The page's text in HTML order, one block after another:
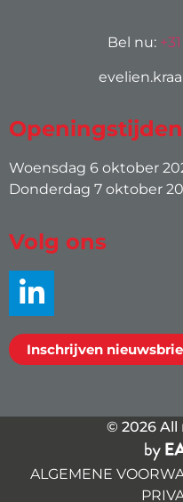
Bel nu:
Openingstijden
Woensdag 6 oktober
Donderdag 7 oktober
Volg ons
Inschrijven
© 2026
ALGEMENE